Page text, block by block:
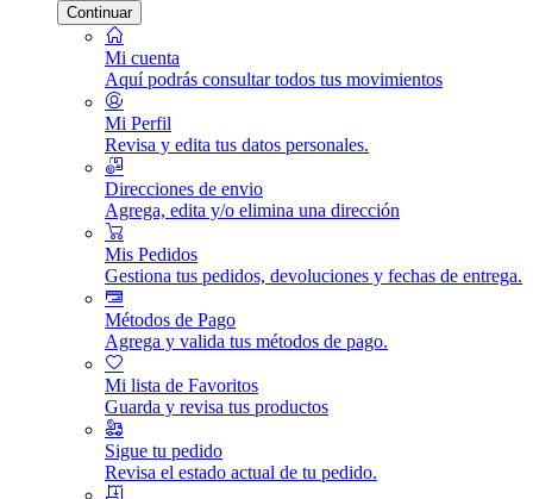
Continuar
Mi cuenta
Aquí podrás consultar todos tus movimientos
Mi Perfil
Revisa y edita tus datos personales.
Direcciones de envio
Agrega, edita y/o elimina una dirección
Mis Pedidos
Gestiona tus pedidos, devoluciones y fechas de entrega.
Métodos de Pago
Agrega y valida tus métodos de pago.
Mi lista de Favoritos
Guarda y revisa tus productos
Sigue tu pedido
Revisa el estado actual de tu pedido.